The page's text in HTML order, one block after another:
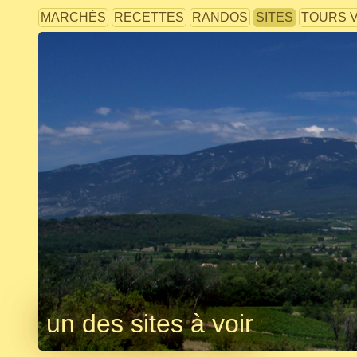
MARCHÉS RECETTES RANDOS SITES TOURS
un des sites à voir